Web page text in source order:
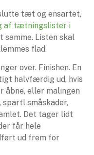
tæt og ensartet,
af tætningslister i
samme. Listen skal
flad.
over. Finishen. En
halvfærdig ud, hvis
åbne, eller malingen
småskader,
Det tager lidt
får hele
ud frem for